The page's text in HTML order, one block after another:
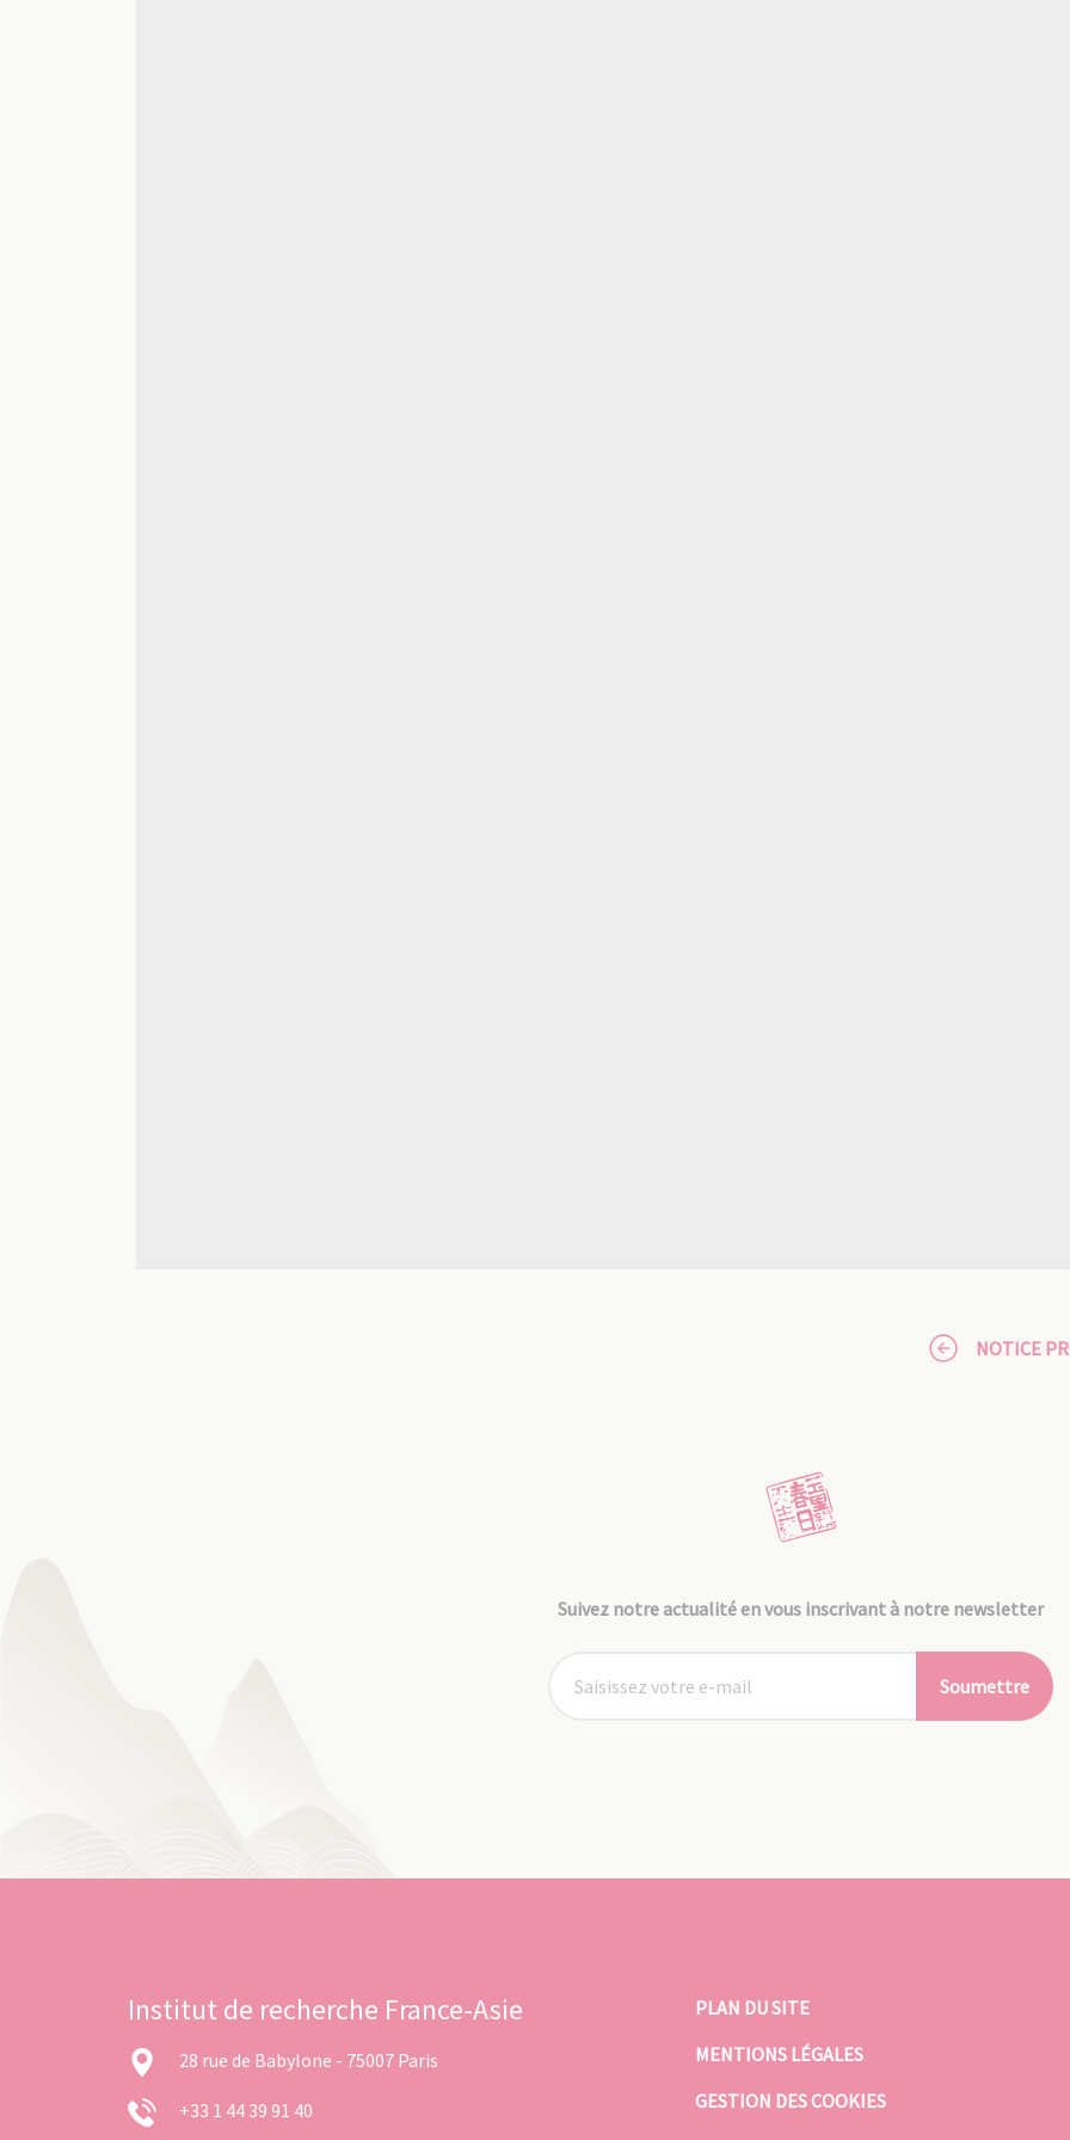
NOTICE
Suivez notre actualité en vous inscrivant à notre newsletter
Soumettre
Institut de recherche France-Asie
28 rue de Babylone - 75007 Paris
+33 1 44 39 91 40
PLAN DU SITE
MENTIONS LÉGALES
GESTION DES COOKIES